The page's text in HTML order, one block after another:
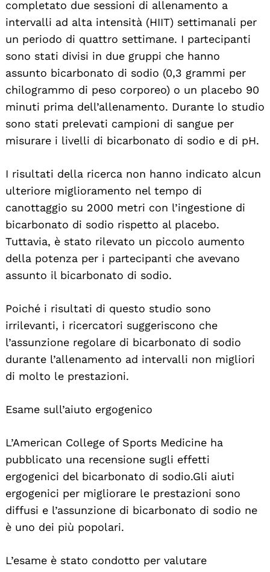
completato due sessioni di allenamento a
intervalli ad alta intensità (HIIT) settimanali per
un periodo di quattro settimane. I partecipanti
sono stati divisi in due gruppi che hanno
assunto bicarbonato di sodio (0,3 grammi per
chilogrammo di peso corporeo) o un placebo 90
minuti prima dell’allenamento. Durante lo studio
sono stati prelevati campioni di sangue per
misurare i livelli di bicarbonato di sodio e di pH.
I risultati della ricerca non hanno indicato alcun
ulteriore miglioramento nel tempo di
canottaggio su 2000 metri con l’ingestione di
bicarbonato di sodio rispetto al placebo.
Tuttavia, è stato rilevato un piccolo aumento
della potenza per i partecipanti che avevano
assunto il bicarbonato di sodio.
Poiché i risultati di questo studio sono
irrilevanti, i ricercatori suggeriscono che
l’assunzione regolare di bicarbonato di sodio
durante l’allenamento ad intervalli non migliori
di molto le prestazioni.
Esame sull’aiuto ergogenico
L’American College of Sports Medicine ha
pubblicato una recensione sugli effetti
ergogenici del bicarbonato di sodio. Gli aiuti
ergogenici per migliorare le prestazioni sono
diffusi e l’assunzione di bicarbonato di sodio ne
è uno dei più popolari.
L’esame è stato condotto per valutare
Search
For: